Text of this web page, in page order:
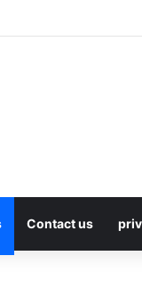
Contact us